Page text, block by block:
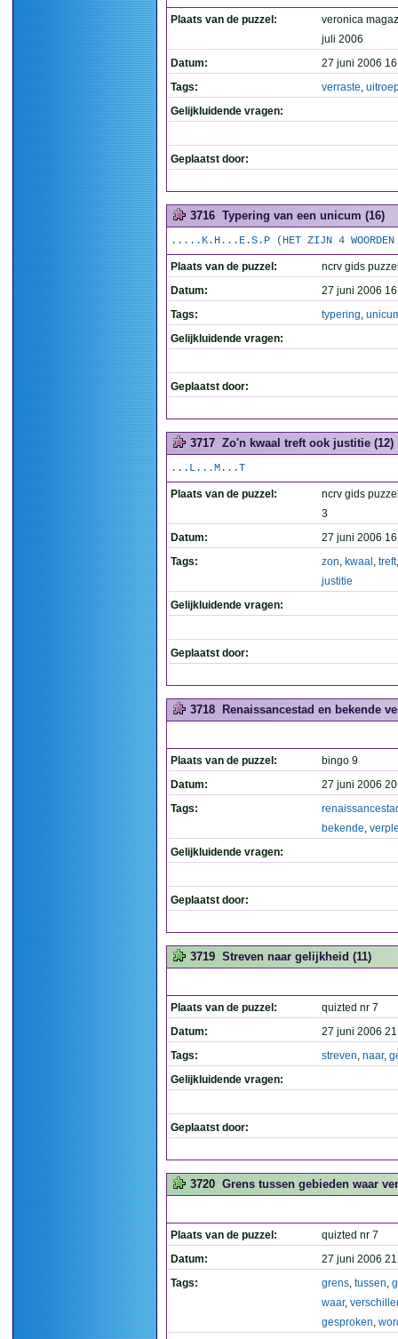
Plaats van de puzzel:
veronica
juli 2006
Datum:
27 juni 2006
Tags:
verraste,
Gelijkluidende vragen:
Geplaatst door:
3716 Typering van een unicum (16)
.....K.H...E.S.P (HET ZIJN 4
Plaats van de puzzel:
ncrv gids
Datum:
27 juni 2006
Tags:
typering,
Gelijkluidende vragen:
Geplaatst door:
3717 Zo'n kwaal treft ook justitie (12)
...L...M...T
Plaats van de puzzel:
ncrv gids
3
Datum:
27 juni 2006
Tags:
zon, kwaal , treft
justitie
Gelijkluidende vragen:
Geplaatst door:
3718 Renaissancestad en bekende
Plaats van de puzzel:
bingo 9
Datum:
27 juni 2006
Tags:
bekende,
Gelijkluidende vragen:
Geplaatst door:
3719 Streven naar gelijkheid (11)
Plaats van de puzzel:
quizted nr 7
Datum:
27 juni 2006
Tags:
streven, naar,
Gelijkluidende vragen:
Geplaatst door:
3720 Grens tussen gebieden waar
Plaats van de puzzel:
quizted nr 7
Datum:
27 juni 2006
Tags:
grens, tussen,
waar,
gesproken,